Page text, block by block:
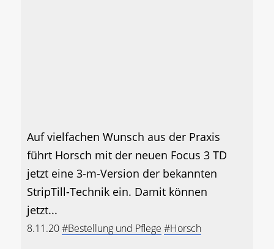
Auf vielfachen Wunsch aus der Praxis
führt Horsch mit der neuen Focus 3 TD
jetzt eine 3-m-Version der bekannten
StripTill-Technik ein. Damit können
jetzt...
8.11.20#Bestellung und Pflege #Horsch